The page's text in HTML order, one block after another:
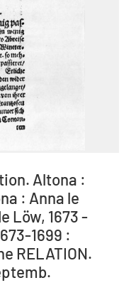
Altona :
: Anna le
Löw, 1673 -
1699 :
RELATION.